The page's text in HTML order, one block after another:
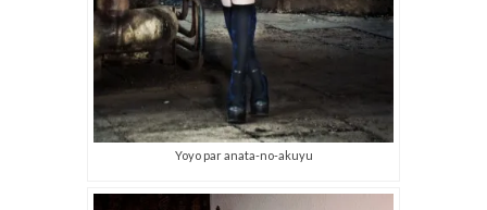
Yoyo par anata-no-akuyu